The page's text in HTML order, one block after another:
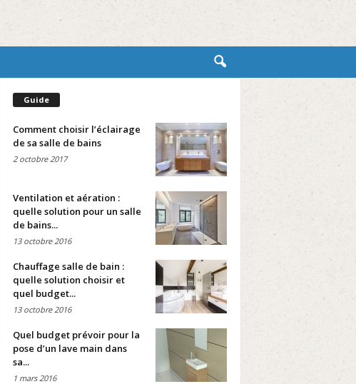
Guide
Comment choisir l’éclairage
de sa salle de bains
2 octobre 2017
Ventilation et aération :
quelle solution pour un salle
de bains...
13 octobre 2016
Chauffage salle de bain :
quelle solution choisir et
quel budget...
13 octobre 2016
Quel budget prévoir pour la
pose d’un lave main dans
sa...
1 mars 2016